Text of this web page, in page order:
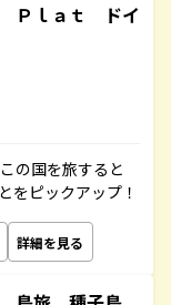
Ｐｌａｔ ドイ
の国を旅すると
をピックアップ！
詳細を見る